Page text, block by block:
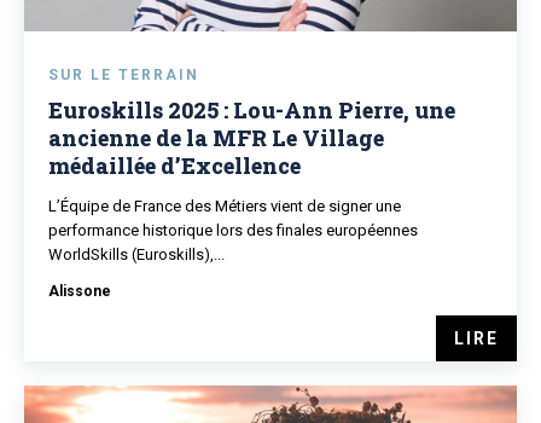
SUR LE TERRAIN
Euroskills 2025 : Lou-Ann Pierre, une
ancienne de la MFR Le Village
médaillée d’Excellence
L’Équipe de France des Métiers vient de signer une
performance historique lors des finales européennes
WorldSkills (Euroskills),...
Alissone
LIRE